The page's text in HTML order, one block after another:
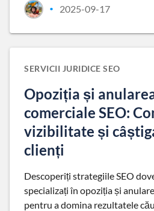
• 2025-09-17
SERVICII JURIDICE SEO
Opoziția și
comerciale SEO:
vizibilitate și
clienți
Descoperiți strategiile SEO
specializați în opoziția și
pentru a domina rezultatele